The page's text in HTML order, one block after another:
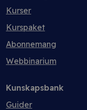
Kurser
Kurspaket
Abonnemang
Webbinarium
Kunskapsbank
Guider